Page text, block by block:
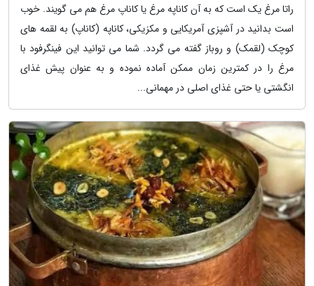
راتا مرغ یک است که به آن کاناپه مرغ یا کاناپ مرغ هم می گویند. خوب
است بدانید در آشپزی آمریکایی و مکزیکی، کاناپه (کاناپ) به لقمه های
کوچک (لقمک) و روباز گفته می گردد. شما می توانید این فینگرفود با
مرغ را در کمترین زمان ممکن آماده نموده و به عنوان پیش غذای
انگشتی یا حتی غذای اصلی در مهمانی...